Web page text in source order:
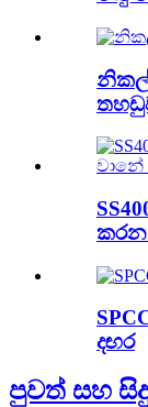
නිකල්
කරන
දඟර
පුවත් සහ